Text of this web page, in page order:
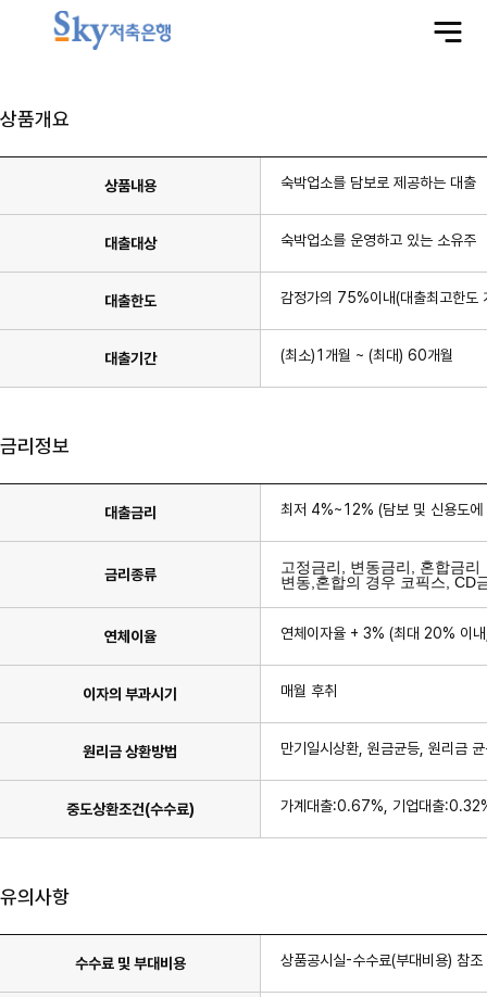
전
체
상품개요
상품내용 숙박업소를 담보로 제공하는 대출
대출대상 숙박업소를 운영하고 있는 소유주
대출한도 감정가의 75%이내(대출최고한
대출기간 (최소)1개월 ~ (최대) 60개월
금리정보
대출금리 최저 4%~12% (담보 및 신용도
금리종류
고정금리, 변동금리, 혼합금리
변동,혼합의 경우 코픽스, CD
연체이율 연체이자율 + 3% (최대 20% 이
이자의 부과시기 매월 후취
원리금 상환방법 만기일시상환, 원금균등, 원리금
중도상환조건(수수료) 가계대출:0.67%, 기업대출
유의사항
수수료 및 부대비용 상품공시실-수수료(부대비용) 참조